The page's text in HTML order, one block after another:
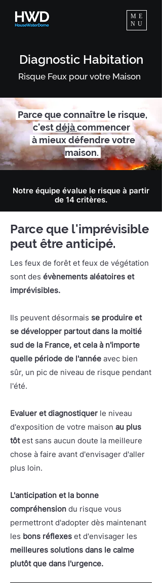
ME
NU
Diagnostic Habitation
Risque Feux pour votre Maison
Parce que connaître le risque,
c'estdéjàcommencer
à mieux défendre votre
maison.
Notre équipe évalue le risque à partir
de 14 critères.
Parce que l'imprévisible
peut être anticipé.
Les feux de forêt et feux de végétation
sont des évènements aléatoires et
imprévisibles.
Ils peuvent désormais se produire et
se développer partout dans la moitié
sud de la France, et cela à n'importe
quelle période de l'année avec bien
sûr, un pic de niveau de risque pendant
l'été.
Evaluer et diagnostiquer le niveau
d'exposition de votre maison au plus
tôtest sans aucun doute la meilleure
chose à faire avant d'envisager d'aller
plus loin.
L'anticipation et la bonne
compréhension du risque vous
permettront d'adopter dès maintenant
les bons réflexes et d'envisager les
meilleures solutions dans le calme
plutôt que dans l'urgence.